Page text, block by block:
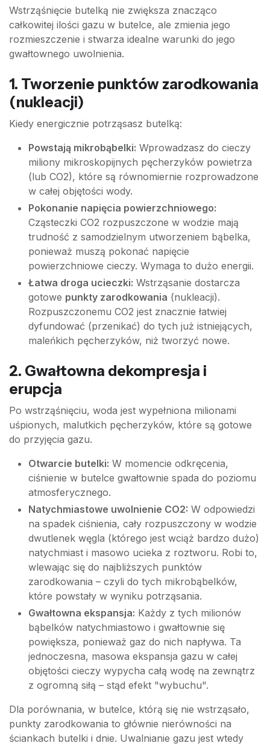
Wstrząśnięcie butelką nie zwiększa znacząco
całkowitej ilości gazu w butelce, ale zmienia jego
rozmieszczenie i stwarza idealne warunki do jego
gwałtownego uwolnienia.
1. Tworzenie punktów zarodkowania
(nukleacji)
Kiedy energicznie potrząsasz butelką:
Powstają mikrobąbelki: Wprowadzasz do cieczy
miliony mikroskopijnych pęcherzyków powietrza
(lub CO2), które są równomiernie rozprowadzone
w całej objętości wody.
Pokonanie napięcia powierzchniowego:
Cząsteczki CO2 rozpuszczone w wodzie mają
trudność z samodzielnym utworzeniem bąbelka,
ponieważ muszą pokonać napięcie
powierzchniowe cieczy. Wymaga to dużo energii.
Łatwa droga ucieczki: Wstrząsanie dostarcza
gotowe punkty zarodkowania (nukleacji).
Rozpuszczonemu CO2 jest znacznie łatwiej
dyfundować (przenikać) do tych już istniejących,
maleńkich pęcherzyków, niż tworzyć nowe.
2. Gwałtowna dekompresja i
erupcja
Po wstrząśnięciu, woda jest wypełniona milionami
uśpionych, malutkich pęcherzyków, które są gotowe
do przyjęcia gazu.
Otwarcie butelki: W momencie odkręcenia,
ciśnienie w butelce gwałtownie spada do poziomu
atmosferycznego.
Natychmiastowe uwolnienie CO2: W odpowiedzi
na spadek ciśnienia, cały rozpuszczony w wodzie
dwutlenek węgla (którego jest wciąż bardzo dużo)
natychmiast i masowo ucieka z roztworu. Robi to,
wlewając się do najbliższych punktów
zarodkowania – czyli do tych mikrobąbelków,
które powstały w wyniku potrząsania.
Gwałtowna ekspansja: Każdy z tych milionów
bąbelków natychmiastowo i gwałtownie się
powiększa, ponieważ gaz do nich napływa. Ta
jednoczesna, masowa ekspansja gazu w całej
objętości cieczy wypycha całą wodę na zewnątrz
z ogromną siłą – stąd efekt "wybuchu".
Dla porównania, w butelce, którą się nie wstrząsało,
punkty zarodkowania to głównie nierówności na
ściankach butelki i dnie. Uwalnianie gazu jest wtedy